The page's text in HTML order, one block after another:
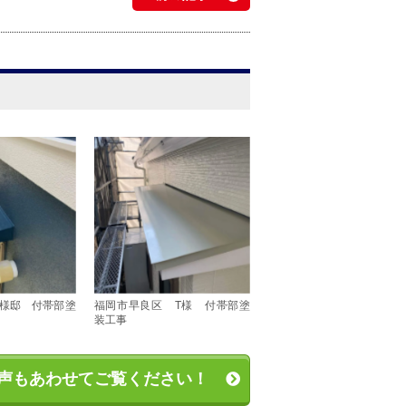
邸 付帯部塗
福岡市早良区 T様 付帯部塗
装工事
もあわせてご覧ください！